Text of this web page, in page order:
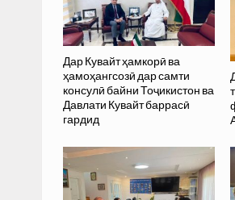
Дар Кувайт ҳамкорӣ ва
ҳамоҳангсозӣ дар самти
консулӣ байни Тоҷикистон ва
Давлати Кувайт баррасӣ
гардид